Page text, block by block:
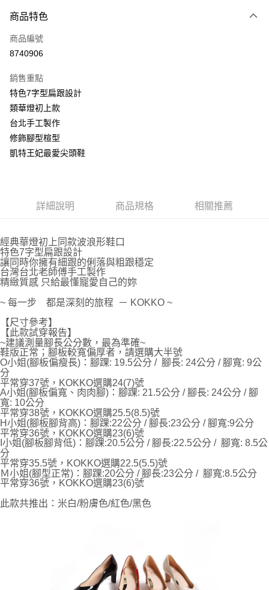
信用卡一次付款
LINE Pay
街口支付
悠遊付
AFTEE先享後付
相關說明
２．便利：只要手機號碼，簡訊認證，即可結帳。
【「AFTEE先享後付」結帳流程】
１．於結帳方式選擇「AFTEE先享後付」後，將跳轉至「AFTEE先享後付」
結帳頁面，進行簡訊認證並確認金額後，即可完成結帳。
２．訂單成立數日內，您將收到繳費通知簡訊。
３．收到繳費通知簡訊後14天內，點擊此簡訊中的連結，可透過四大超商／
※ 請注意：結帳手續完成當下不需立刻繳費，但若您需要取消訂單，請聯絡
後付繳納相關費用。
※ 交易是否成功請以「AFTEE先享後付 」之結帳頁面顯示為準，若有關於
是否繳費成功／繳費後需取消欲退款等相關疑問，請聯繫「AFTEE先享後付
客戶支援中心」https://netprotections.freshdesk.com/support/home
【注意事項】
１．透過由恩沛科技股份有限公司提供之「AFTEE先享後付」服務完成之交
易，需依本服務之必要範圍內提供個人資料，並將交易相關給付款項請求債
權轉讓予恩沛科技股份有限公司。
２．關於個人資料處理事宜，請瀏覽以下網址：
https://aftee.tw/terms/#terms3
３．未成年的使用者請事先徵得法定代理人或監護人之同意方可使用
任。
４．使用「AFTEE先享後付」時，將依據個別帳號之用戶狀況，依本公司即
時審查核予不同之上限額度；若仍有額度不足之情形，本公司將視審查結果
請求用戶進行身份認證。
５．嚴禁一人註冊多個帳號或使用他人資訊註冊。若發現惡意使用之情形，
運送方式
每筆NT$100，滿NT$999(含以上)免運費
商品特色
商品編號
8740906
銷售重點
特色7字型扁跟設計
類華燈初上款
台北手工製作
修飾腳型楦型
凱特王妃最愛尖頭鞋
詳細說明 商品規格 相關推薦
經典華燈初上同款波浪形鞋口
特色7字型扁跟設計
讓同時你擁有細跟的俐落與粗跟穩定
台灣台北老師傅手工製作
精緻質感 只給最懂寵愛自己的妳
~ 每一步 都是深刻的旅程 － KOKKO ~
【尺寸參考】
【此款試穿報告】
~建議測量腳長公分數，最為準確~
鞋版正常；腳板較寬偏厚者，請選購大半號
O小姐(腳板偏瘦長)：腳踝: 19.5公分 / 腳長: 24公分 / 腳寬: 9公
分
平常穿37號，KOKKO選購24(7)號
A小姐(腳板偏寬、肉肉腳)：腳踝: 21.5公分 / 腳長: 24公分 / 腳
寬: 10公分
平常穿38號，KOKKO選購25.5(8.5)號
H小姐(腳板腳背高)：腳踝:22公分 / 腳長:23公分 / 腳寬:9公分
平常穿36號，KOKKO選購23(6)號
I小姐(腳板腳背低)：腳踝:20.5公分 / 腳長:22.5公分 / 腳寬: 8.5公
分
平常穿35.5號，KOKKO選購22.5(5.5)號
Ｍ小姐(腳型正常)：腳踝:20公分 / 腳長:23公分 / 腳寬:8.5公分
平常穿36號，KOKKO選購23(6)號
此款共推出：米白/粉膚色/紅色/黑色